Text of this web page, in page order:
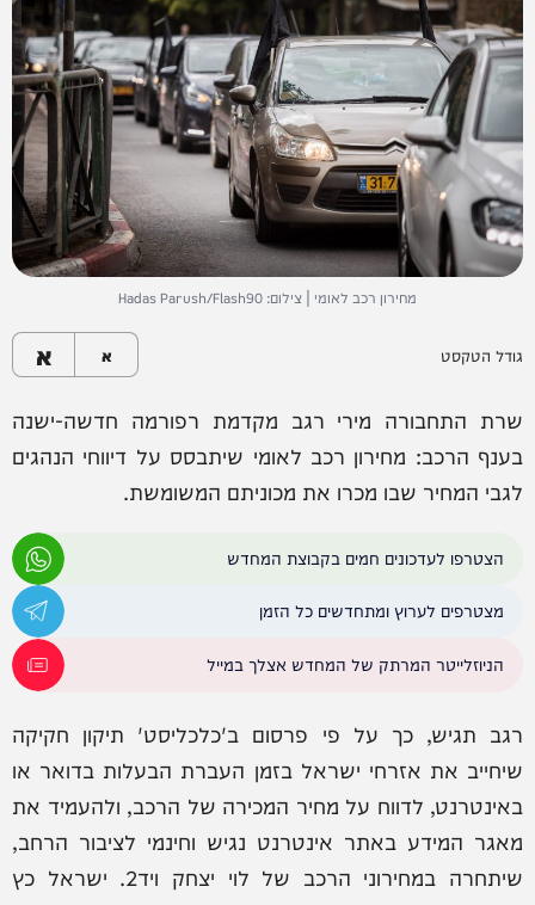
מחירון רכב לאומי | צילום: Hadas Parush/Flash90
גודל הטקסט א א
שרת התחבורה מירי רגב מקדמת רפורמה חדשה-ישנה
בענף הרכב: מחירון רכב לאומי שיתבסס על דיווחי הנהגים
לגבי המחיר שבו מכרו את מכוניתם המשומשת.
הצטרפו לעדכונים חמים בקבוצת המחדש
מצטרפים לערוץ ומתחדשים כל הזמן
הניוזלייטר המרתק של המחדש אצלך במייל
רגב תגיש, כך על פי פרסום ב'כלכליסט' תיקון חקיקה
שיחייב את אזרחי ישראל בזמן העברת הבעלות בדואר או
באינטרנט, לדווח על מחיר המכירה של הרכב, ולהעמיד את
מאגר המידע באתר אינטרנט נגיש וחינמי לציבור הרחב,
שיתחרה במחירוני הרכב של לוי יצחק ויד2. ישראל כץ